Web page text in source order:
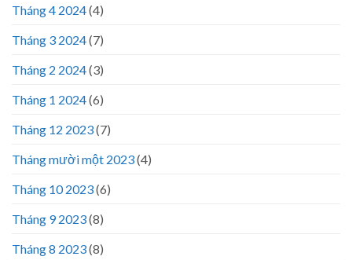
Tháng 4 2024(4)
Tháng 3 2024(7)
Tháng 2 2024(3)
Tháng 1 2024(6)
Tháng 12 2023(7)
Tháng mười một 2023(4)
Tháng 10 2023(6)
Tháng 9 2023(8)
Tháng 8 2023(8)